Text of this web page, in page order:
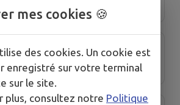
Supporters USCC (Football)
mes cookies 🍪
des cookies. Un cookie est
enregistré sur votre terminal
sur le site.
plus, consultez notre Politique